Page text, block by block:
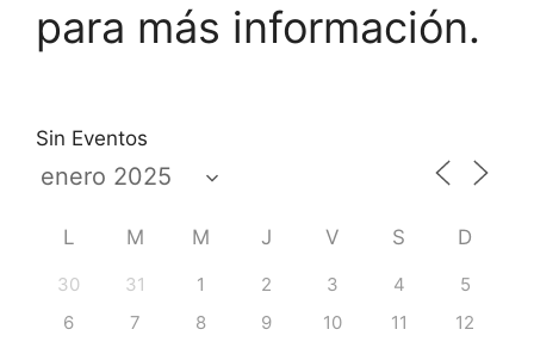
para más información.
Sin Eventos
L M M J V S D
30 31 1 2 3 4
5
6
7 8 9 10 11
12